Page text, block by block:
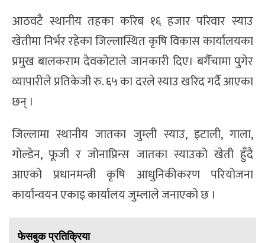
आठवटै स्थानीय तहका करिब १६ हजार परिवार स्याउ
खेतीमा निर्भर रहेका जिल्लास्थित कृषि विकास कार्यालयका
प्रमुख बालकराम देवकोटाले जानकारी दिए। बगैँचामा पुगेर
व्यापारीले प्रतिकेजी रु. ६५ का दरले स्याउ खरिद गर्दै आएका
छन् ।
जिल्लामा स्थानीय जातका जुम्ली स्याउ, इटाली, गाला,
गोल्डेन, फूजी र जोनाप्रिन्स जातका स्याउको खेती हुँदै
आएको प्रधानमन्त्री कृषि आधुनिकीकरण परियोजना
कार्यान्वयन एकाइ कार्यालय जुम्लाले जनाएको छ ।
फेसबुक प्रतिक्रिया